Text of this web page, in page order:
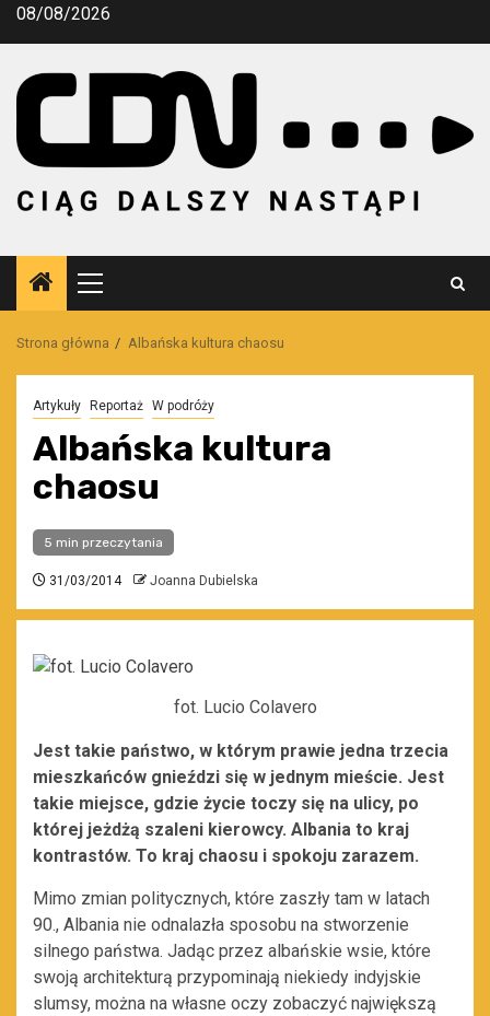
Przejdź
08/08/2026
Menu
główne
Strona główna Albańska kultura chaosu
Artykuły Reportaż W podróży
Albańska kultura
chaosu
5 min przeczytania
31/03/2014 Joanna Dubielska
fot. Lucio Colavero
Jest takie państwo, w którym prawie jedna trzecia
mieszkańców gnieździ się w jednym mieście. Jest
takie miejsce, gdzie życie toczy się na ulicy, po
której jeżdżą szaleni kierowcy. Albania to kraj
kontrastów. To kraj chaosu i spokoju zarazem.
Mimo zmian politycznych, które zaszły tam w latach
90., Albania nie odnalazła sposobu na stworzenie
silnego państwa. Jadąc przez albańskie wsie, które
swoją architekturą przypominają niekiedy indyjskie
slumsy, można na własne oczy zobaczyć największą